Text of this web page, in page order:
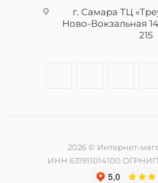
г. Самара ТЦ
Ново-Вокзальная
215
2026 © Интернет-
ИНН 631911014100 ОГРНИП